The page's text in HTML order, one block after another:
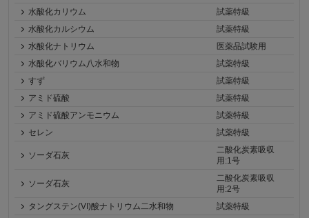
水酸化カリウム
試薬特級
水酸化カルシウム
試薬特級
水酸化ナトリウム
医薬品試験用
水酸化バリウム八水和物
試薬特級
すず
試薬特級
アミド硫酸
試薬特級
アミド硫酸アンモニウム
試薬特級
セレン
試薬特級
ソーダ石灰
二酸化炭素吸収
用:1号
ソーダ石灰
二酸化炭素吸収
用:2号
タングステン(VI)酸ナトリウム二水和物
試薬特級